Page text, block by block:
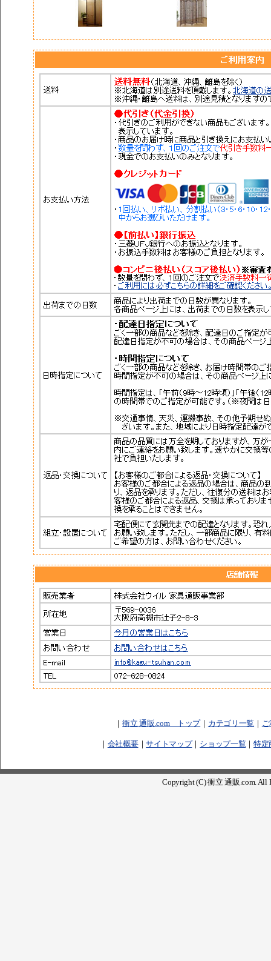
｜衝立 通販.com トップ｜ カテゴリ一覧 ｜
｜ 会社概要｜サイトマップ｜ ショップ一覧 ｜特定
Copyright (C) 衝立 通販.com. All